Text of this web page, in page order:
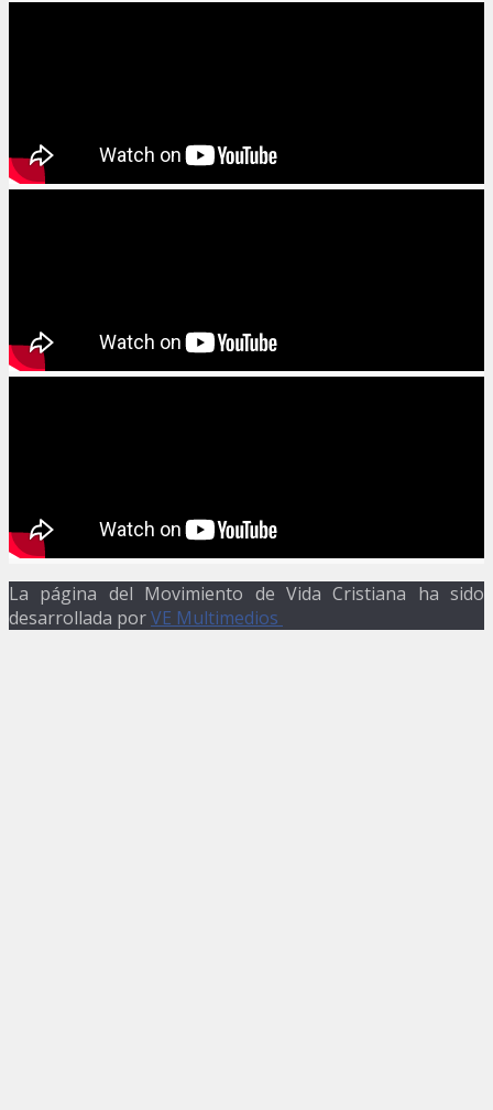
La página del Movimiento de Vida Cristiana ha sido
desarrollada porVE Multimedios